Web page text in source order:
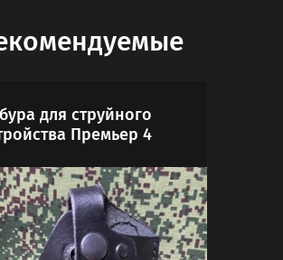
для струйного
Премьер 4